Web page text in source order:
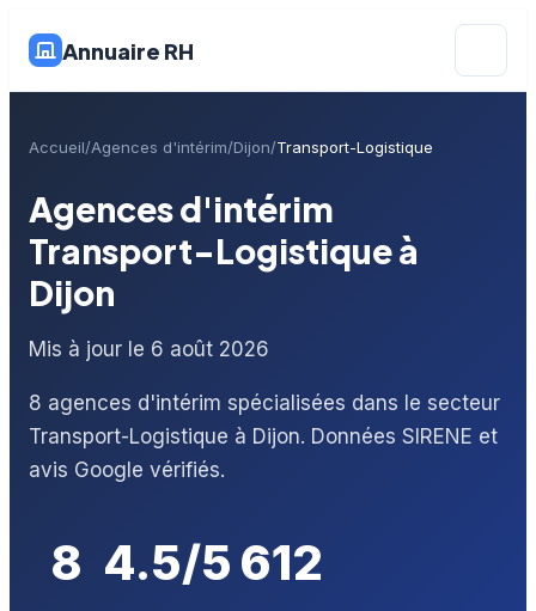
Annuaire RH
Accueil Agences d'intérim Dijon Transport-Logistique
Agences d'intérim
Transport-Logistique à
Dijon
Mis à jour le 6 août 2026
8 agences d'intérim spécialisées dans le secteur
Transport-Logistique à Dijon. Données SIRENE et
avis Google vérifiés.
8 4.5/5 612